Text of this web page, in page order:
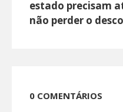
estado precisam
não perder o
0 COMENTÁRIOS